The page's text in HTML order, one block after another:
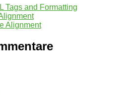
Tags and Formatting
Alignment